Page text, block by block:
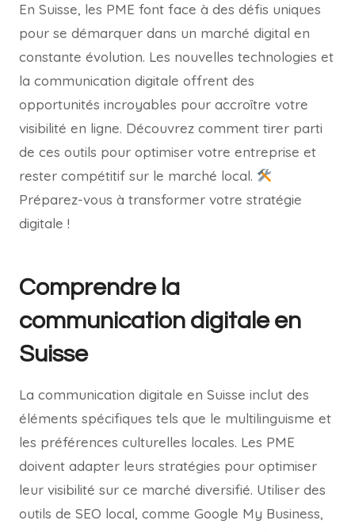
En Suisse, les PME font face à des défis uniques
pour se démarquer dans un marché digital en
constante évolution. Les nouvelles technologies et
la communication digitale offrent des
opportunités incroyables pour accroître votre
visibilité en ligne. Découvrez comment tirer parti
de ces outils pour optimiser votre entreprise et
rester compétitif sur le marché local.
Préparez-vous à transformer votre stratégie
digitale !
Comprendre la
communication digitale en
Suisse
La communication digitale en Suisse inclut des
éléments spécifiques tels que le multilinguisme et
les préférences culturelles locales. Les PME
doivent adapter leurs stratégies pour optimiser
leur visibilité sur ce marché diversifié. Utiliser des
outils de SEO local, comme Google My Business,